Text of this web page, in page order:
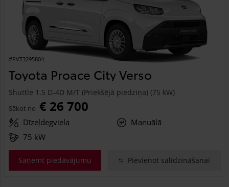
#PVT3295804
Toyota Proace City Verso
Shuttle 1.5 D-4D M/T (Priekšējā piedziņa) (75 kW)
Sākot no € 26 700
Dīzeļdegviela
Manuālā
75 kW
Saņemt piedāvājumu Pievienot salīdzināšanai